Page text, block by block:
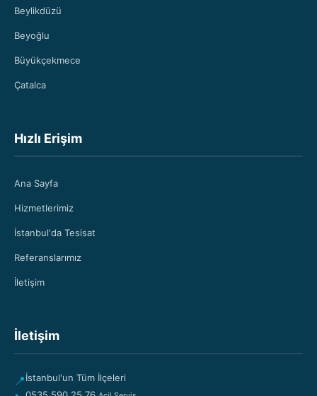
Beylikdüzü
Beyoğlu
Büyükçekmece
Çatalca
Hızlı Erişim
Ana Sayfa
Hizmetlerimiz
İstanbul'da Tesisat
Referanslarımız
İletişim
İletişim
📍İstanbul'un Tüm İlçeleri